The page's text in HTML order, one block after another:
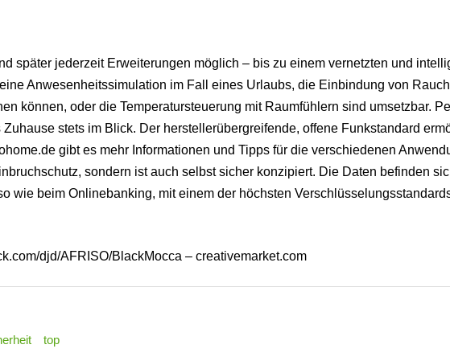
später jederzeit Erweiterungen möglich – bis zu einem vernetzten und
Anwesenheitssimulation im Fall eines Urlaubs, die Einbindung von
können, oder die Temperatursteuerung mit Raumfühlern sind umsetzbar.
stets im Blick. Der herstellerübergreifende, offene Funkstandard
gibt es mehr Informationen und Tipps für die verschiedenen
sondern ist auch selbst sicher konzipiert. Die Daten befinden
wie beim Onlinebanking, mit einem der höchsten
djd/AFRISO/BlackMocca – creativemarket.com
top